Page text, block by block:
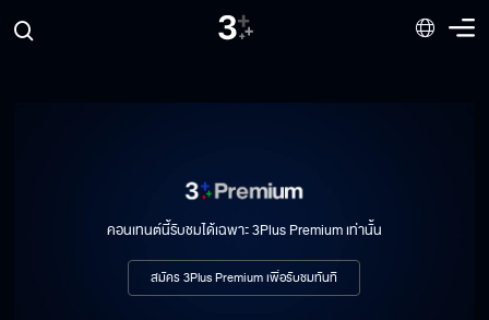
คอนเทนต์นี้รับชมได้เฉพาะ 3Plus Premium เท่านั้น
สมัคร 3Plus Premium เพื่อรับชมทันที